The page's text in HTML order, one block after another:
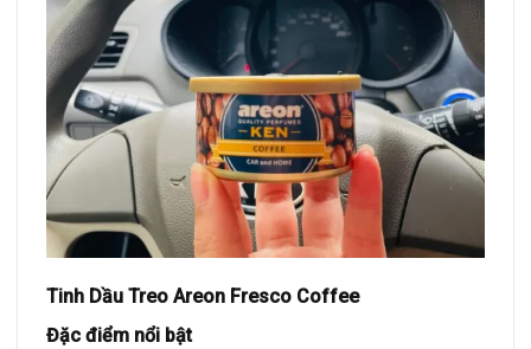
Tinh Dầu Treo Areon Fresco Coffee
Đặc điểm nổi bật